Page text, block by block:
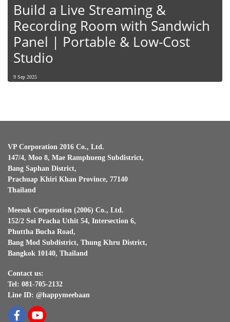
Build a Live Streaming &
Recording Room with Sandwich
Panel | Portable & Low-Cost
Studio
9 Sep 2025
VP Corporation 2016 Co., Ltd.
147/4, Moo 8, Mae Ramphueng Subdistrict,
Bang Saphan District,
Prachuap Khiri Khan Province, 77140
Thailand
Meesuk Corporation (2006) Co., Ltd.
152/2 Soi Pracha Uthit 54, Intersection 6,
Phuttha Bucha Road,
Bang Mod Subdistrict, Thung Khru District,
Bangkok 10140, Thailand
Contact us:
Tel: 081-705-2132
Line ID: @happymeebaan